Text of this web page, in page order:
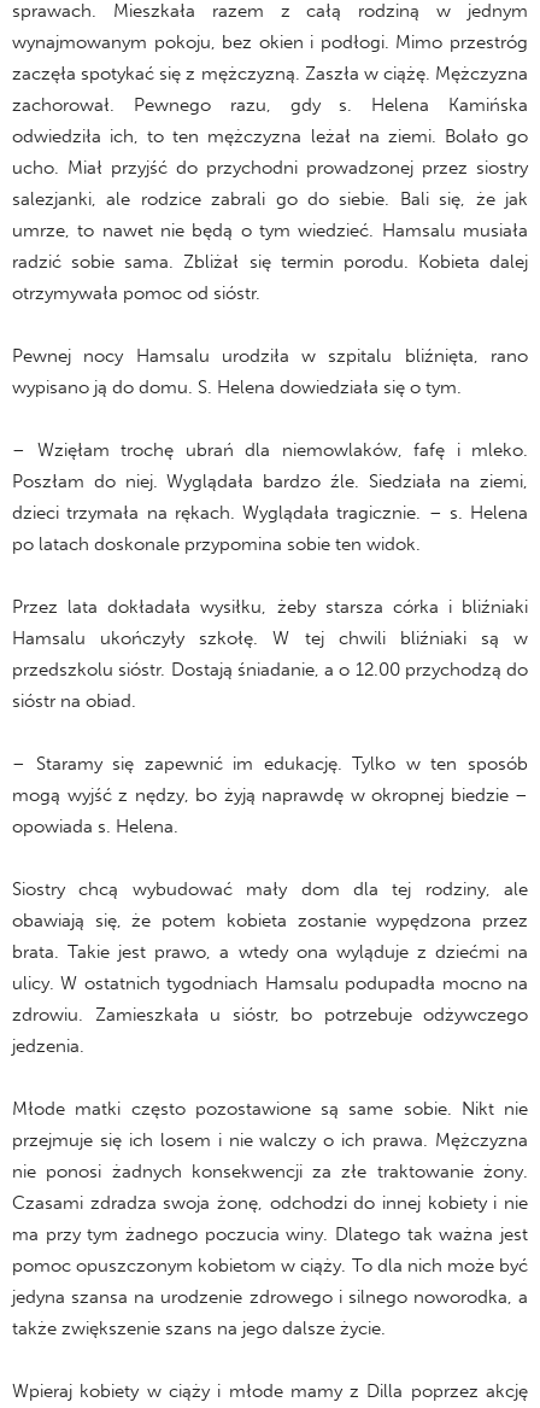
sprawach. Mieszkała razem z całą rodziną w jednym
wynajmowanym pokoju, bez okien i podłogi. Mimo przestróg
zaczęła spotykać się z mężczyzną. Zaszła w ciążę. Mężczyzna
zachorował. Pewnego razu, gdy s. Helena Kamińska
odwiedziła ich, to ten mężczyzna leżał na ziemi. Bolało go
ucho. Miał przyjść do przychodni prowadzonej przez siostry
salezjanki, ale rodzice zabrali go do siebie. Bali się, że jak
umrze, to nawet nie będą o tym wiedzieć. Hamsalu musiała
radzić sobie sama. Zbliżał się termin porodu. Kobieta dalej
otrzymywała pomoc od sióstr.
Pewnej nocy Hamsalu urodziła w szpitalu bliźnięta, rano
wypisano ją do domu. S. Helena dowiedziała się o tym.
– Wzięłam trochę ubrań dla niemowlaków, fafę i mleko.
Poszłam do niej. Wyglądała bardzo źle. Siedziała na ziemi,
dzieci trzymała na rękach. Wyglądała tragicznie. – s. Helena
po latach doskonale przypomina sobie ten widok.
Przez lata dokładała wysiłku, żeby starsza córka i bliźniaki
Hamsalu ukończyły szkołę. W tej chwili bliźniaki są w
przedszkolu sióstr. Dostają śniadanie, a o 12.00 przychodzą do
sióstr na obiad.
– Staramy się zapewnić im edukację. Tylko w ten sposób
mogą wyjść z nędzy, bo żyją naprawdę w okropnej biedzie –
opowiada s. Helena.
Siostry chcą wybudować mały dom dla tej rodziny, ale
obawiają się, że potem kobieta zostanie wypędzona przez
brata. Takie jest prawo, a wtedy ona wyląduje z dziećmi na
ulicy. W ostatnich tygodniach Hamsalu podupadła mocno na
zdrowiu. Zamieszkała u sióstr, bo potrzebuje odżywczego
jedzenia.
Młode matki często pozostawione są same sobie. Nikt nie
przejmuje się ich losem i nie walczy o ich prawa. Mężczyzna
nie ponosi żadnych konsekwencji za złe traktowanie żony.
Czasami zdradza swoja żonę, odchodzi do innej kobiety i nie
ma przy tym żadnego poczucia winy. Dlatego tak ważna jest
pomoc opuszczonym kobietom w ciąży. To dla nich może być
jedyna szansa na urodzenie zdrowego i silnego noworodka, a
także zwiększenie szans na jego dalsze życie.
Wpieraj kobiety w ciąży i młode mamy z Dilla poprzez akcję